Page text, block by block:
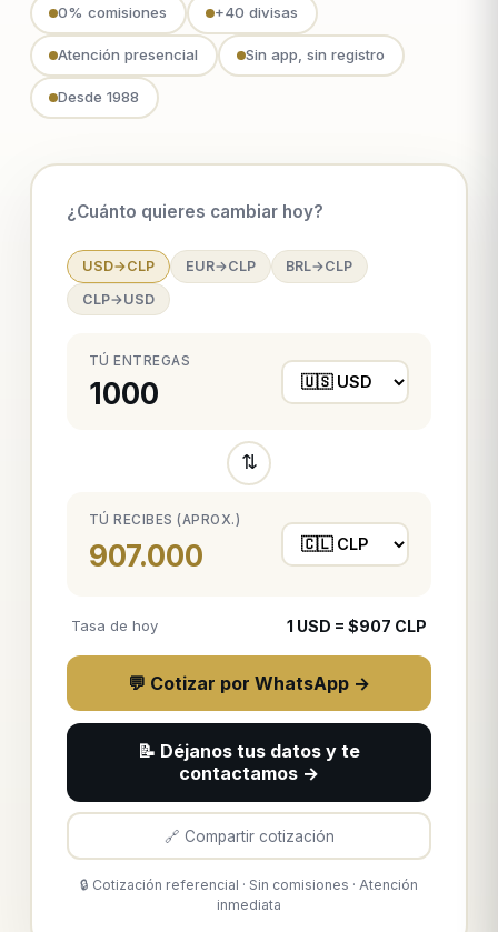
0% comisiones +40 divisas
Atención presencial Sin app, sin registro
Desde 1988
¿Cuánto quieres cambiar hoy?
USD→CLP EUR→CLP
BRL→CLP
CLP→USD
TÚ ENTREGAS
⇅
TÚ RECIBES (APROX.)
907.000
Tasa de hoy 1 USD = $907 CLP
💬 Cotizar por WhatsApp →
📝 Déjanos tus datos y te
contactamos →
🔗 Compartir cotización
🔒 Cotización referencial · Sin comisiones · Atención
inmediata